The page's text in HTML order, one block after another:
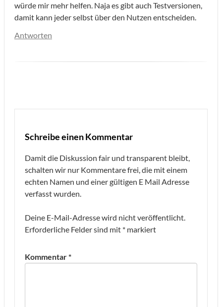
würde mir mehr helfen. Naja es gibt auch Testversionen,
damit kann jeder selbst über den Nutzen entscheiden.
Antworten
Schreibe einen Kommentar
Damit die Diskussion fair und transparent bleibt,
schalten wir nur Kommentare frei, die mit einem
echten Namen und einer gültigen E Mail Adresse
verfasst wurden.
Deine E-Mail-Adresse wird nicht veröffentlicht.
Erforderliche Felder sind mit * markiert
Kommentar*